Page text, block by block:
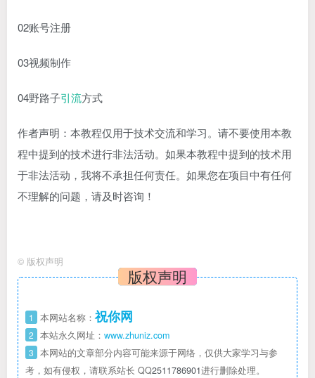
02账号注册
03视频制作
04野路子引流方式
作者声明：本教程仅用于技术交流和学习。请不要使用本教
程中提到的技术进行非法活动。如果本教程中提到的技术用
于非法活动，我将不承担任何责任。如果您在项目中有任何
不理解的问题，请及时咨询！
© 版权声明
版权声明
1 本网站名称： 祝你网
2 本站永久网址： www.zhuniz.com
3 本网站的文章部分内容可能来源于网络，仅供大家学习与参
考，如有侵权，请联系站长 QQ2511786901进行删除处理。